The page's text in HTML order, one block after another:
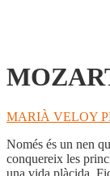
MARIÀ VELOY
Només és un nen
conquereix les
una vida plàcida.